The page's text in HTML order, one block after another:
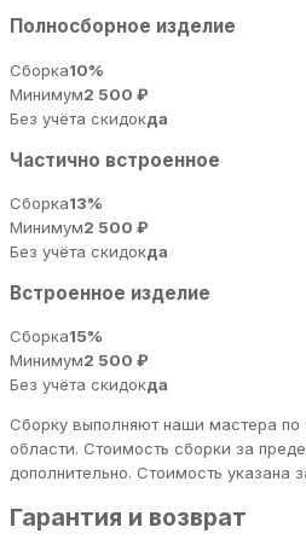
Полносборное изделие
Сборка10%
Минимум2 500 ₽
Без учёта скидокда
Частично встроенное
Сборка13%
Минимум2 500 ₽
Без учёта скидокда
Встроенное изделие
Сборка15%
Минимум2 500 ₽
Без учёта скидокда
Сборку выполняют наши мастера
области. Стоимость сборки за
дополнительно. Стоимость указана
Гарантия и возврат